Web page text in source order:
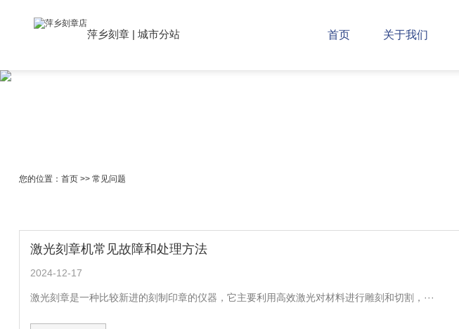
萍乡刻章 | 城市分站 首页 关于我们
您的位置： 首页>> 常见问题
激光刻章机常见故障和处理方法
2024-12-17
激光刻章是一种比较新进的刻制印章的仪器，它主要利用高效激光对材料进行雕刻和切割，···